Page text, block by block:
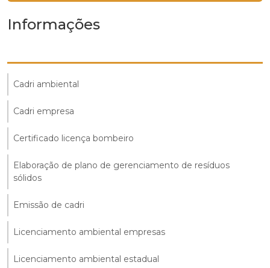
Informações
Cadri ambiental
Cadri empresa
Certificado licença bombeiro
Elaboração de plano de gerenciamento de resíduos
sólidos
Emissão de cadri
Licenciamento ambiental empresas
Licenciamento ambiental estadual